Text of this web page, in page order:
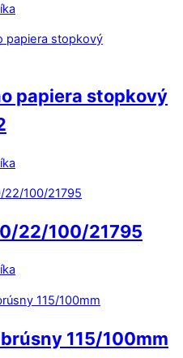
papiera stopkový
22/100/21795
115/100mm